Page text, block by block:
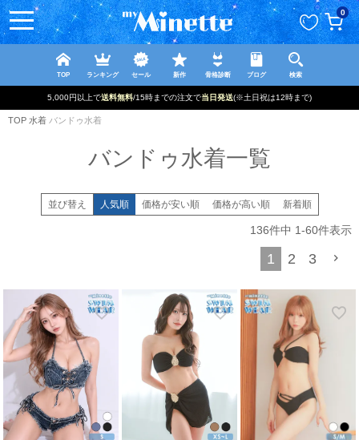
0
TOP ランキング セール 新作 骨格診断 ブログ 検索
5,000円以上で送料無料/15時までの注文で当日発送(※土日祝は12時まで)
TOP 水着 バンドゥ水着
バンドゥ水着一覧
並び替え 人気順 価格が安い順 価格が高い順 新着順
136件中 1-60件表示
1 2 3
ペー
ジト
ップ